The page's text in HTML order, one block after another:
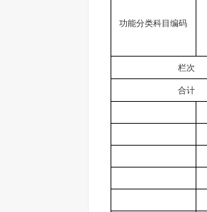
功能分类科目编码
栏次
合计